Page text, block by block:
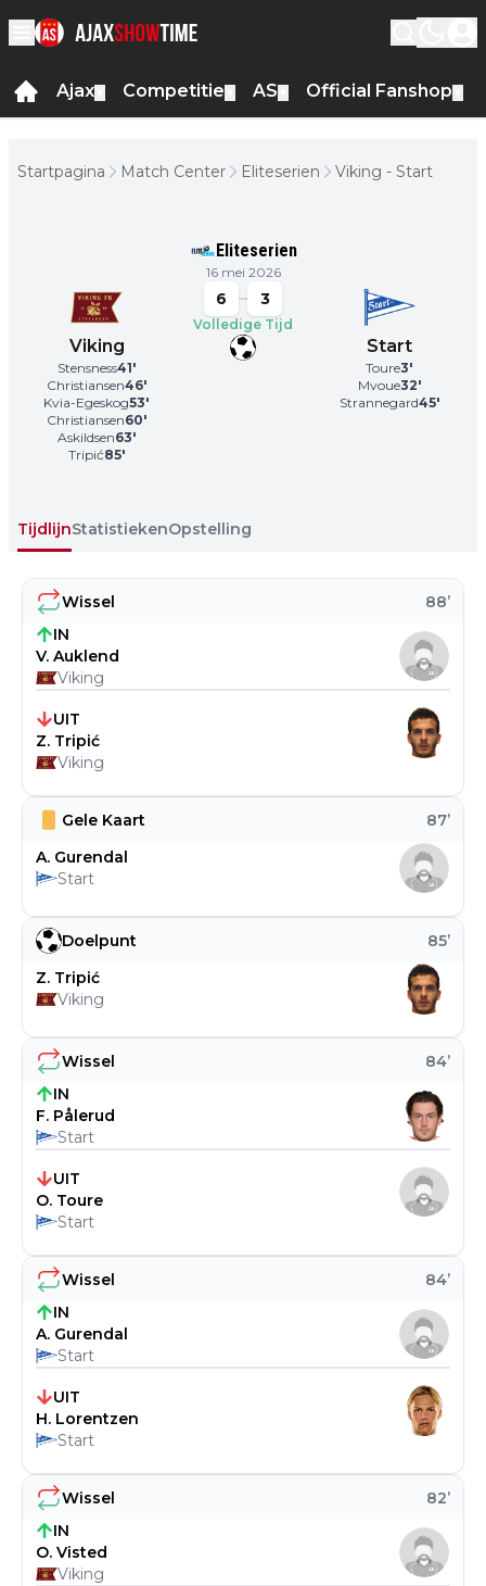
Ajax Competitie AS Official Fanshop
Startpagina Match Center Eliteserien Viking - Start
Eliteserien
16 mei 2026
Viking
Stensness41'
Christiansen46'
Kvia-Egeskog53'
Christiansen60'
Askildsen63'
Tripić85'
6 3
Volledige Tijd
Start
Toure3'
Mvoue32'
Strannegard45'
TijdlijnStatistiekenOpstelling
Wissel 82’
IN
O. Visted
Viking
Wissel 84’
IN
A. Gurendal
Start
UIT
H. Lorentzen
Start
Wissel 84’
IN
F. Pålerud
Start
UIT
O. Toure
Start
Doelpunt 85’
Z. Tripić
Viking
Gele Kaart 87’
A. Gurendal
Start
Wissel 88’
IN
V. Auklend
Viking
UIT
Z. Tripić
Viking